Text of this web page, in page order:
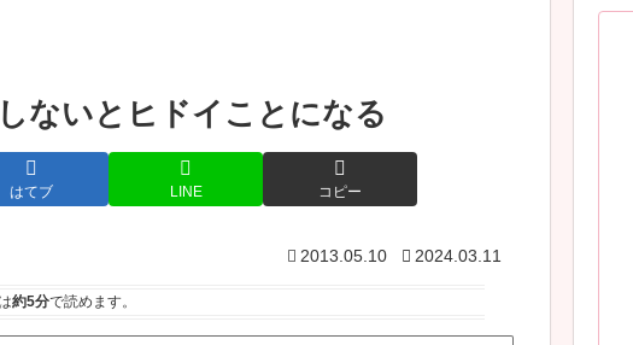
ないとヒドイことになる
はてブ LINE コピー
2013.05.10 2024.03.11
約5分で読めます。